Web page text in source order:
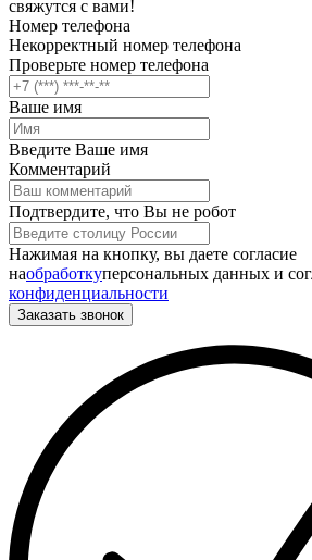
свяжутся с вами!
Номер телефона
Некорректный номер телефона
Проверьте номер телефона
Ваше имя
Введите Ваше имя
Комментарий
Подтвердите, что Вы не робот
Нажимая на кнопку, вы даете согласие
наобработкуперсональных данных и
конфиденциальности
Заказать звонок